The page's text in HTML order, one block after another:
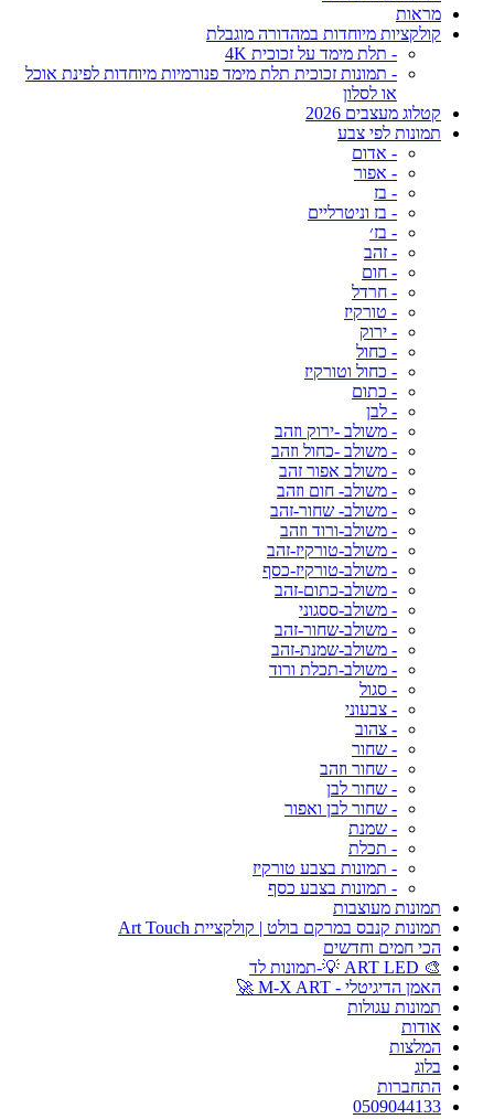
מראות
קולקציות מיוחדות במהדורה מוגבלת
- תלת מימד על זכוכית 4K
- תמונות זכוכית תלת מימד פנורמיות מיוחדות לפינת אוכל
או לסלון
קטלוג מעצבים 2026
תמונות לפי צבע
- אדום
- אפור
- בז
- בז וניטרליים
- בז׳
- זהב
- חום
- חרדל
- טורקיז
- ירוק
- כחול
- כחול וטורקיז
- כתום
- לבן
- משולב -ירוק וזהב
- משולב -כחול וזהב
- משולב אפור זהב
- משולב- חום וזהב
- משולב- שחור-זהב
- משולב-ורוד וזהב
- משולב-טורקיז-זהב
- משולב-טורקיז-כסף
- משולב-כתום-זהב
- משולב-ססגוני
- משולב-שחור-זהב
- משולב-שמנת-זהב
- משולב-תכלת ורוד
- סגול
- צבעוני
- צהוב
- שחור
- שחור וזהב
- שחור לבן
- שחור לבן ואפור
- שמנת
- תכלת
- תמונות בצבע טורקיז
- תמונות בצבע כסף
תמונות מעוצבות
תמונות קנבס במרקם בולט | קולקציית Art Touch
הכי חמים וחדשים
🎨 ART LED 💡-תמונות לד
האמן הדיגיטלי - M-X ART 🚀
תמונות עגולות
אודות
המלצות
בלוג
התחברות
0509044133